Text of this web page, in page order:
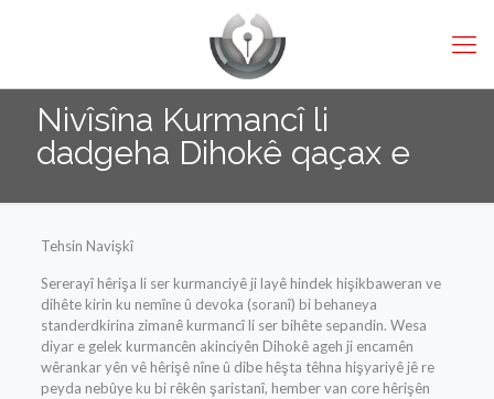
Nivîsîna Kurmancî li
dadgeha Dihokê qaçax e
Tehsin Navişkî
Sererayî hêrişa li ser kurmanciyê ji layê hindek hişikbaweran ve
dihête kirin ku nemîne û devoka (soranî) bi behaneya
standerdkirina zimanê kurmancî li ser bihête sepandin. Wesa
diyar e gelek kurmancên akinciyên Dihokê ageh ji encamên
wêrankar yên vê hêrişê nîne û dibe hêşta têhna hişyariyê jê re
peyda nebûye ku bi rêkên şaristanî, hember van core hêrişên